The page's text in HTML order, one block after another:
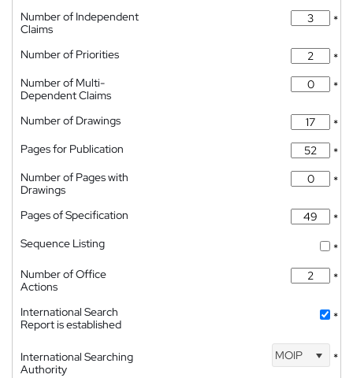
Number of Independent
Claims
*
Number of Priorities
*
Number of Multi-
Dependent Claims
*
Number of Drawings
*
Pages for Publication
*
Number of Pages with
Drawings
*
Pages of Specification
*
Sequence Listing
*
Number of Office
Actions
*
International Search
Report is established
*
International Searching
Authority
MOIP *